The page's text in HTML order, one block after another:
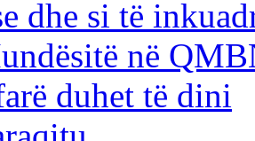
dhe si të
në
duhet të dini